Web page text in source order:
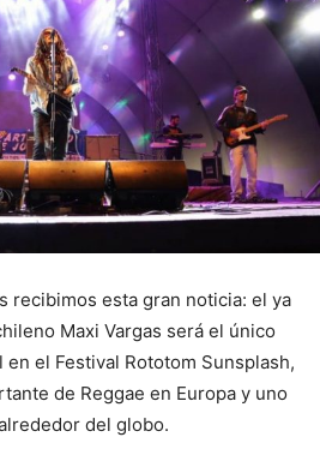
recibimos esta gran noticia: el ya
Maxi Vargas será el único
el Festival Rototom Sunsplash,
de Reggae en Europa y uno
del globo.